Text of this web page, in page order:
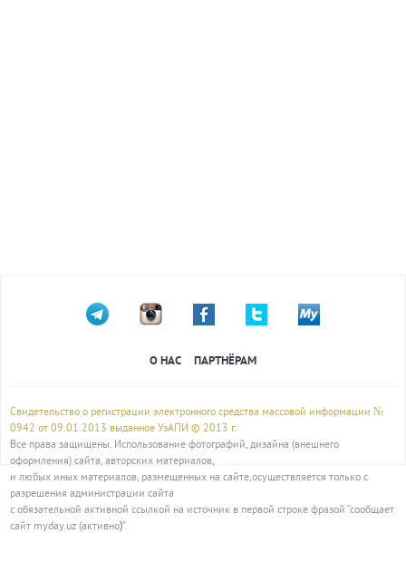
О НАС ПАРТНЁРАМ
Свидетельство о регистрации электронного средства массовой информации №
0942 от 09.01.2013 выданное УзАПИ © 2013 г.
Все права защищены. Использование фотографий, дизайна (внешнего
оформления) сайта, авторских материалов,
и любых иных материалов, размещенных на сайте,осуществляется только с
разрешения администрации сайта
с обязательной активной ссылкой на источник в первой строке фразой “сообщает
сайт myday.uz (активно)”.